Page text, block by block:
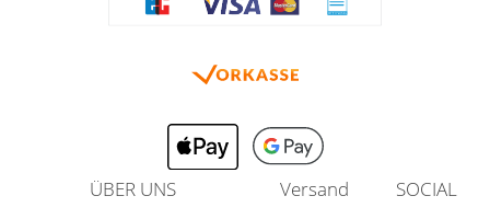
ÜBER UNS Versand SOCIAL